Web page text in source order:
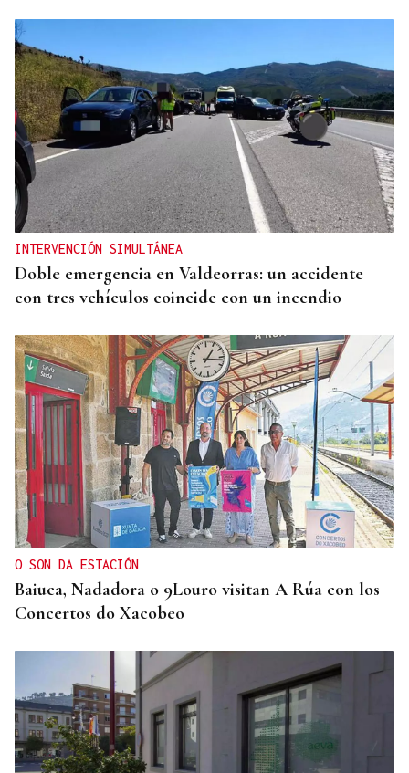
INTERVENCIÓN SIMULTÁNEA
Doble emergencia en Valdeorras: un accidente
con tres vehículos coincide con un incendio
O SON DA ESTACIÓN
Baiuca, Nadadora o 9Louro visitan A Rúa con los
Concertos do Xacobeo